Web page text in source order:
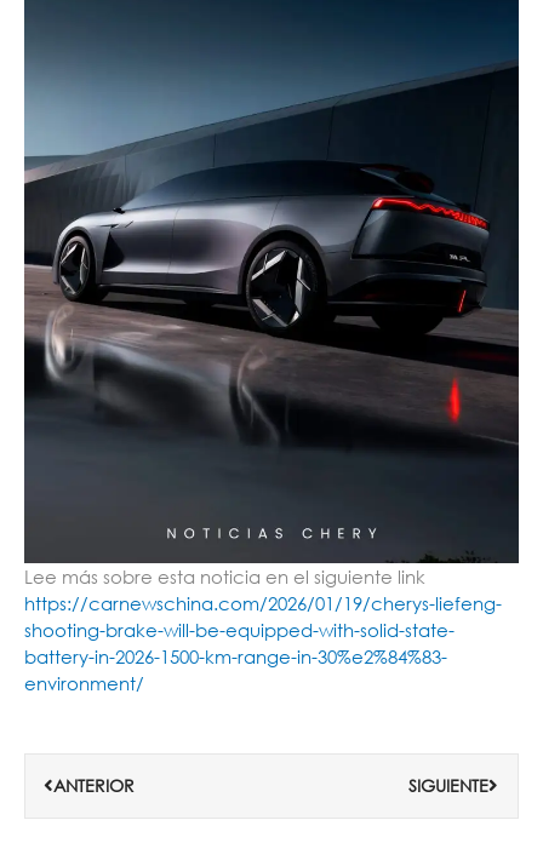
Lee más sobre esta noticia en el siguiente link
https://carnewschina.com/2026/01/19/cherys-liefeng-
shooting-brake-will-be-equipped-with-solid-state-
battery-in-2026-1500-km-range-in-30%e2%84%83-
environment/
ANTERIOR SIGUIENTE